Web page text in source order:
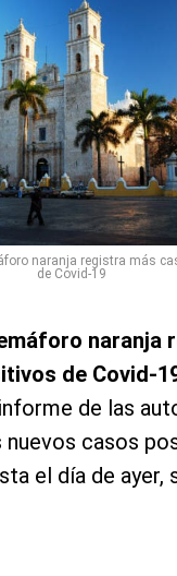
naranja registra más
de Covid-19
naranja
de Covid-
de las
nuevos casos
el día de ayer,